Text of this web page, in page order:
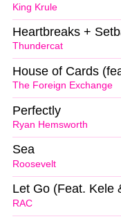
King Krule
Thundercat
Heartbreaks +
The Foreign Exchange
House of Cards
Ryan Hemsworth
Perfectly
Roosevelt
Sea
RAC
Let Go (Feat. Kele